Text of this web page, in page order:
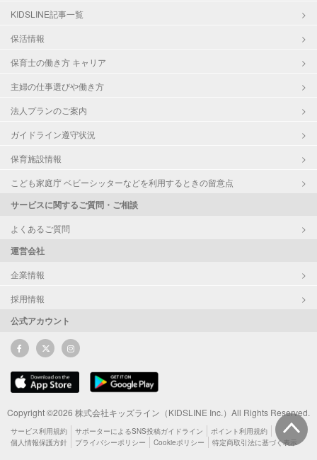
KIDSLINE記事一覧
保活情報
保育士の働き方 キャリア
主婦の仕事選びや働き方
法人プランのご案内
ガイドライン遵守状況
保育施設情報
こども家庭庁 ベビーシッターなどを利用するときの留意点
サービスに関するご質問・ご相談
よくあるご質問
運営会社
企業情報
採用情報
公式アカウント
Copyright ©2026 株式会社キッズライン（KIDSLINE Inc.）All Rights Reserved.
サービス利用規約 サポーターによるSNS投稿ガイドライン
ポイント利用規約
個人情報保護方針
プライバシーポリシー Cookieポリシー 特定商取引法に基づく表示